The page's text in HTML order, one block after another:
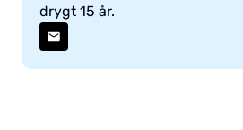
drygt 15 år.